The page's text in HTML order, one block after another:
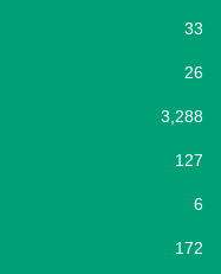
33
26
3,288
127
6
172